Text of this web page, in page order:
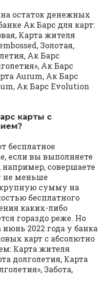
остаток денежных
Ак Барс для карт:
Карта жителя
Золотая,
Ак Барс
Ак Барс
Aurum, Ак Барс
Ак Барс Evolution
карты с
бесплатное
если вы выполняете
совершаете
не меньше
сумму на
бесплатного
каких-либо
гораздо реже. Но
2022 года у банка
карт с абсолютно
Карта жителя
долголетия, Карта
Забота,